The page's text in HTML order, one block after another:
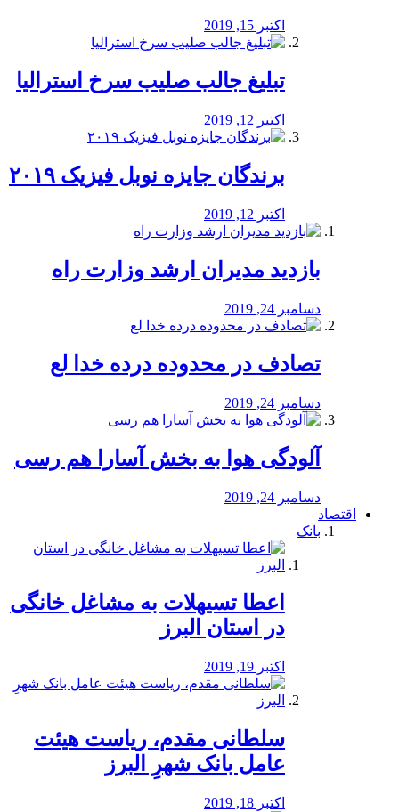
اکتبر 15, 2019
تبلیغ جالب صلیب سرخ استرالیا
اکتبر 12, 2019
برندگان جایزه نوبل فیزیک ۲۰۱۹
اکتبر 12, 2019
بازدید مدیران ارشد وزارت راه
دسامبر 24, 2019
تصادف در محدوده درده خدا لع
دسامبر 24, 2019
آلودگی هوا به بخش آسارا هم رسی
دسامبر 24, 2019
اقتصاد
بانک
️اعطا تسیهلات به مشاغل خانگی
در استان البرز
اکتبر 19, 2019
سلطانی مقدم، ریاست هیئت
عامل بانک شهرِ البرز
اکتبر 18, 2019